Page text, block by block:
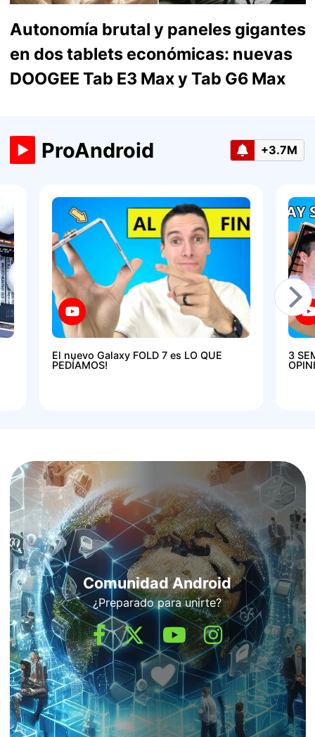
Autonomía brutal y paneles gigantes
en dos tablets económicas: nuevas
DOOGEE Tab E3 Max y Tab G6 Max
ProAndroid +3.7M
El nuevo Galaxy FOLD 7 es LO QUE
PEDÍAMOS!
3
Comunidad Android
¿Preparado para unirte?